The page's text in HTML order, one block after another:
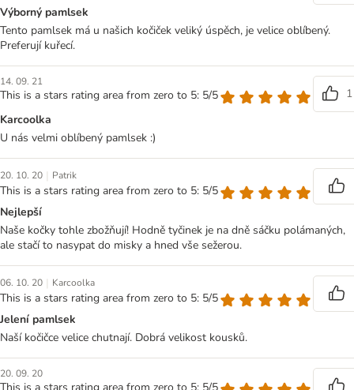
Výborný pamlsek
Tento pamlsek má u našich kočiček veliký úspěch, je velice oblíbený.
Preferují kuřecí.
14. 09. 21
This is a stars rating area from zero to 5: 5/5
1
Karcoolka
U nás velmi oblíbený pamlsek :)
20. 10. 20 | Patrik
This is a stars rating area from zero to 5: 5/5
Nejlepší
Naše kočky tohle zbožňují! Hodně tyčinek je na dně sáčku polámaných,
ale stačí to nasypat do misky a hned vše sežerou.
06. 10. 20 | Karcoolka
This is a stars rating area from zero to 5: 5/5
Jelení pamlsek
Naší kočičce velice chutnají. Dobrá velikost kousků.
20. 09. 20